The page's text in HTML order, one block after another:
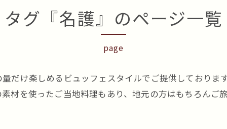
タグ『名護』のページ一覧
page
だけ楽しめるビュッフェスタイルでご提供しておりま
材を使ったご当地料理もあり、地元の方はもちろんご